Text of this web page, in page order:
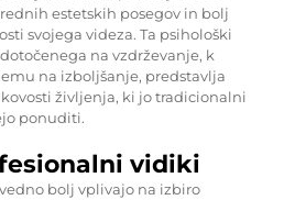
estetskih posegov in bolj
svojega videza. Ta psihološki
na vzdrževanje, k
na izboljšanje, predstavlja
življenja, ki jo tradicionalni
ponuditi.
vidiki
bolj vplivajo na izbiro